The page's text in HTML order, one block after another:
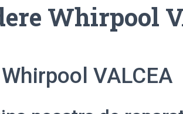
Whirpool
VALCEA